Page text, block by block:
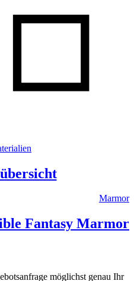
Marmor
Fantasy Marmor
möglichst genau Ihr